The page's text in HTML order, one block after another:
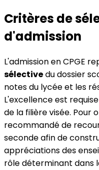
Critères de
d'admission
L'admission en CPGE
sélectivedu dossier
notes du lycée et les
L'excellence est
de la filière visée. Pour
recommandé de
seconde afin de
appréciations des
rôle déterminant dans